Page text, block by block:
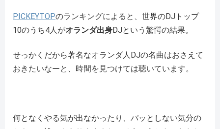
PICKEYTOPのランキングによると、世界のDJトップ
10のうち4人がオランダ出身DJという驚愕の結果。
せっかくだから著名なオランダ人DJの名曲はおさえて
おきたいなーと、時間を見つけては聴いています。
何となくやる気が出なかったり、パッとしない気分の